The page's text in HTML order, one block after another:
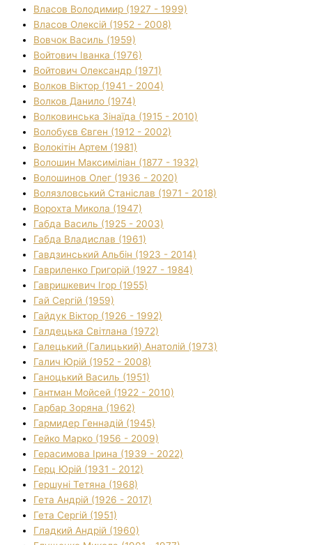
Власов Володимир (1927 - 1999)
Власов Олексій (1952 - 2008)
Вовчок Василь (1959)
Войтович Іванка (1976)
Войтович Олександр (1971)
Волков Віктор (1941 - 2004)
Волков Данило (1974)
Волковинська Зінаїда (1915 - 2010)
Волобуєв Євген (1912 - 2002)
Волокітін Артем (1981)
Волошин Максиміліан (1877 - 1932)
Волошинов Олег (1936 - 2020)
Волязловський Станіслав (1971 - 2018)
Ворохта Микола (1947)
Габда Василь (1925 - 2003)
Габда Владислав (1961)
Гавдзинський Альбін (1923 - 2014)
Гавриленко Григорій (1927 - 1984)
Гавришкевич Ігор (1955)
Гай Сергій (1959)
Гайдук Віктор (1926 - 1992)
Галдецька Світлана (1972)
Галецький (Галицький) Анатолій (1973)
Галич Юрій (1952 - 2008)
Ганоцький Василь (1951)
Гантман Мойсей (1922 - 2010)
Гарбар Зоряна (1962)
Гармидер Геннадій (1945)
Гейко Марко (1956 - 2009)
Герасимова Ірина (1939 - 2022)
Герц Юрій (1931 - 2012)
Гершуні Тетяна (1968)
Гета Андрій (1926 - 2017)
Гета Сергій (1951)
Гладкий Андрій (1960)